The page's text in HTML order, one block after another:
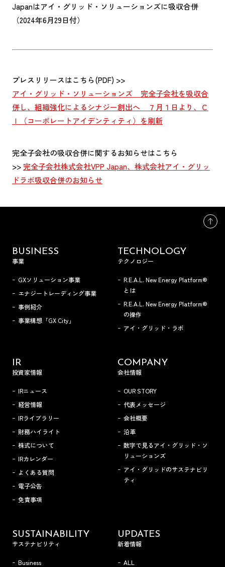
Japanはアイ・グリッド・ソリューションズに吸収合併
（2024年6月29日付）
プレスリリースはこちら(PDF) >>
アイ・グリッド・ソリューションズ 完全子会社を吸収合
併し、組織強化によるシナジー創出へ ７月１日より、Ｃ
Ｉ（コーポレートアイデンティティ）を刷新
完全子会社の吸収合併に関するお知らせはこちら
>> 完全子会社株式会社VPP Japan、株式会社アイ・グリッ
ドラボ吸収合併のお知らせ
BUSINESS
事業
GXソリューション事業
エナジートレーディング事業
事例紹介
事業構想「GX City」
TECHNOLOGY
テクノロジー
R.E.A.L. New Energy Platform®
とは
R.E.A.L. New Energy Platform®
の操作
アイ・グリッド・ラボ
IR
投資家情報
IRニュース
経営情報
IRライブラリー
財務ハイライト
株式について
IRカレンダー
よくある質問
電子公告
免責事項
COMPANY
会社情報
OUR STORY
代表メッセージ
会社概要
沿革
数字で見るアイ・グリッド・ソ
リューションズ
アイ・グリッドのサステナビリ
ティ
SUSTAINABILITY
サステナビリティ
Business
UPDATES
新着情報
ALL